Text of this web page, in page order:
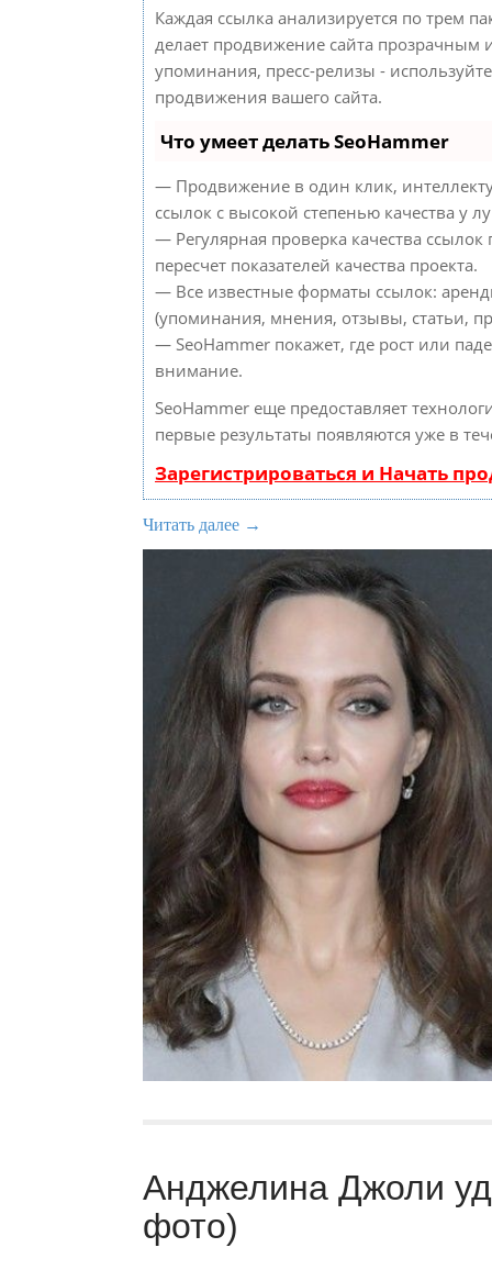
Каждая ссылка анализируется по трем
делает продвижение сайта прозрачным
упоминания, пресс-релизы -
продвижения вашего сайта.
Что умеет делать SeoHammer
— Продвижение в один клик,
ссылок с высокой степенью качества у
— Регулярная проверка качества
пересчет показателей качества проекта.
— Все известные форматы ссылок:
(упоминания, мнения, отзывы, статьи,
— SeoHammer покажет, где рост или
внимание.
SeoHammer еще предоставляет
первые результаты появляются уже в
Зарегистрироваться и Начать
Читать далее →
Анджелина Джоли
фото)